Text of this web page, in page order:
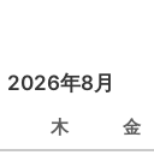
2026年8月
木 金